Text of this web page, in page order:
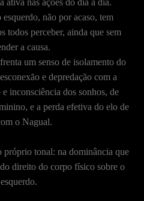
não por acaso, tem
todos perceber, ainda que sem
a causa.
um senso de isolamento do
e depredação com a
inconsciência dos sonhos, de
e a perda efetiva do elo de
o Nagual.
próprio tonal: na dominância que
direito do corpo físico sobre o